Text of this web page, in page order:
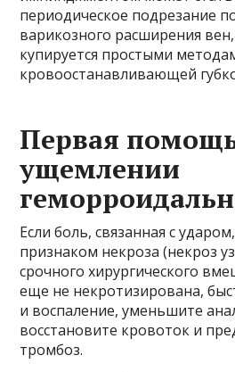
периодическое подрезание
варикозного расширения
купируется простыми
кровоостанавливающей
Первая
ущемлении
Если боль, связанная с
признаком некроза (некроз
срочного хирургического
еще не некротизирована,
и воспаление, уменьшите
восстановите кровоток и
тромбоз.